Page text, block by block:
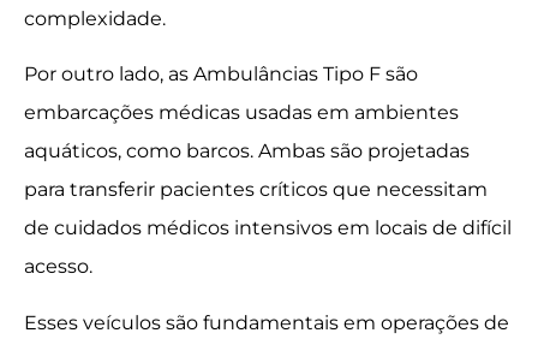
complexidade.
Por outro lado, as Ambulâncias Tipo F são
embarcações médicas usadas em ambientes
aquáticos, como barcos. Ambas são projetadas
para transferir pacientes críticos que necessitam
de cuidados médicos intensivos em locais de difícil
acesso.
Esses veículos são fundamentais em operações de